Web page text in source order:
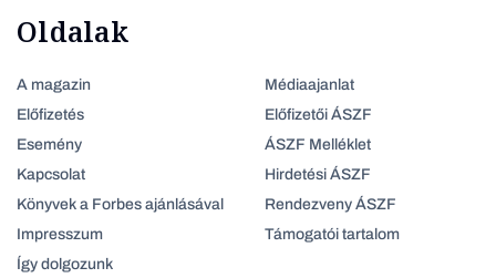
Oldalak
A magazin
Előfizetés
Esemény
Kapcsolat
Könyvek a Forbes ajánlásával
Impresszum
Így dolgozunk
Médiaajanlat
Előfizetői ÁSZF
ÁSZF Melléklet
Hirdetési ÁSZF
Rendezveny ÁSZF
Támogatói tartalom